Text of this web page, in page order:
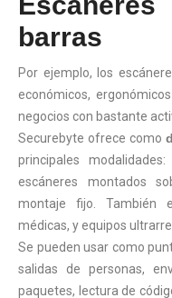
barras
Por ejemplo, los
económicos,
negocios con bastante
Securebyte ofrece como
principales
escáneres montados
montaje fijo. También
médicas, y equipos
Se pueden usar como
salidas de personas,
paquetes, lectura de